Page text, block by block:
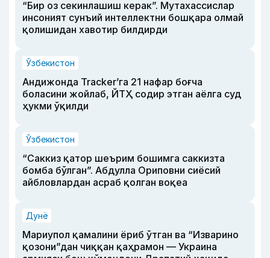
“Бир оз секинлашиш керак”. Мутахассислар
инсоният сунъий интеллектни бошқара олмай
қолишидан хавотир билдирди
Ўзбекистон
Андижонда Tracker’га 21 нафар боғча
боласини жойлаб, ЙТҲ содир этган аёлга суд
ҳукми ўқилди
Ўзбекистон
“Саккиз қатор шеърим бошимга саккизта
бомба бўлган”. Абдулла Ориповни сиёсий
айбловлардан асраб қолган воқеа
Дунё
Мариупол қамалини ёриб ўтган ва “Изварино
қозони”дан чиққан қаҳрамон — Украина